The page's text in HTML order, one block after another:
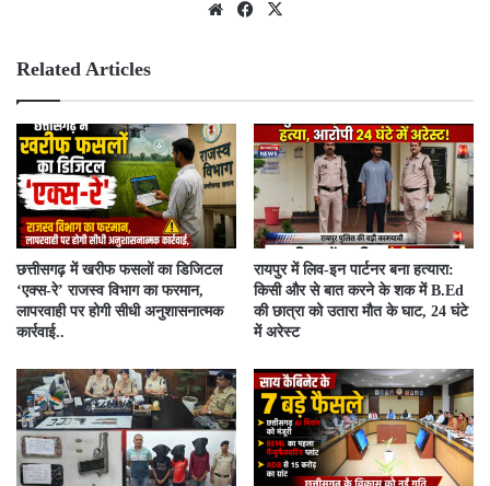
We
Fac
Related Articles
​छत्तीसगढ़ में खरीफ फसलों का डिजिटल
‘एक्स-रे’ राजस्व विभाग का फरमान,
लापरवाही पर होगी सीधी अनुशासनात्मक
कार्रवाई..
रायपुर में लिव-इन पार्टनर बना हत्यारा:
किसी और से बात करने के शक में B.Ed
की छात्रा को उतारा मौत के घाट, 24 घंटे
में अरेस्ट